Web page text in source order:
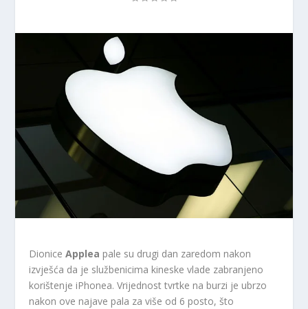
DioniceApplea pale su drugi dan zaredom nakon
izvješća da je službenicima kineske vlade zabranjeno
korištenje iPhonea. Vrijednost tvrtke na burzi je ubrzo
nakon ove najave pala za više od 6 posto, što